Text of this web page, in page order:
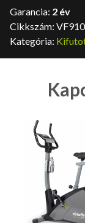
Garancia: 2 év
Cikkszám:
Kategória: